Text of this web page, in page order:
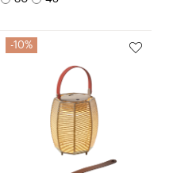
10%